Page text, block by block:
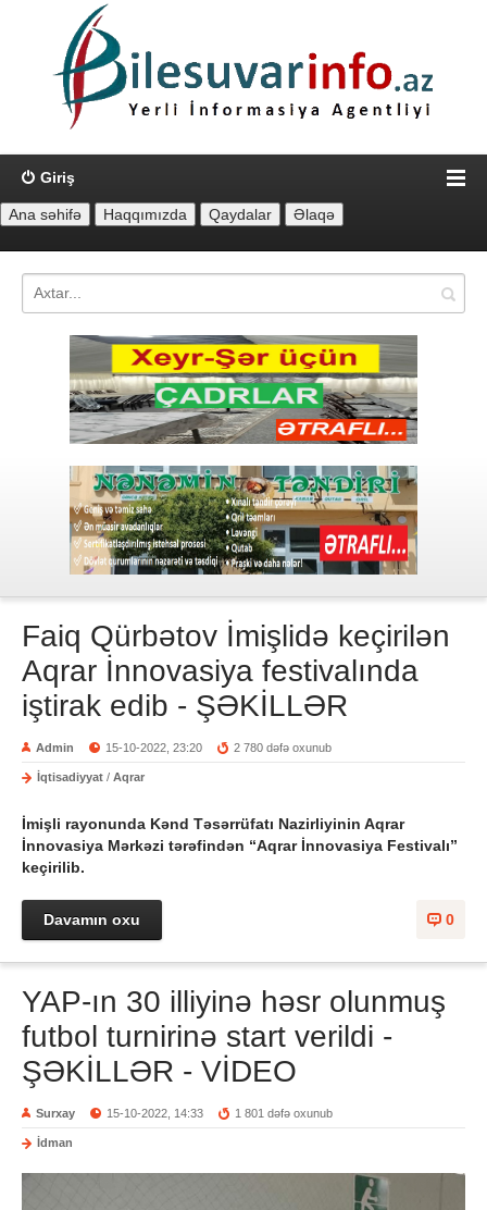
Giriş
Faiq Qürbətov İmişlidə keçirilən
Aqrar İnnovasiya festivalında
iştirak edib - ŞƏKİLLƏR
Admin 15-10-2022, 23:20 2 780 dəfə oxunub
İqtisadiyyat / Aqrar
İmişli rayonunda Kənd Təsərrüfatı Nazirliyinin Aqrar
İnnovasiya Mərkəzi tərəfindən “Aqrar İnnovasiya Festivalı”
keçirilib.
0
Davamın oxu
YAP-ın 30 illiyinə həsr olunmuş
futbol turnirinə start verildi -
ŞƏKİLLƏR - VİDEO
Surxay 15-10-2022, 14:33 1 801 dəfə oxunub
İdman